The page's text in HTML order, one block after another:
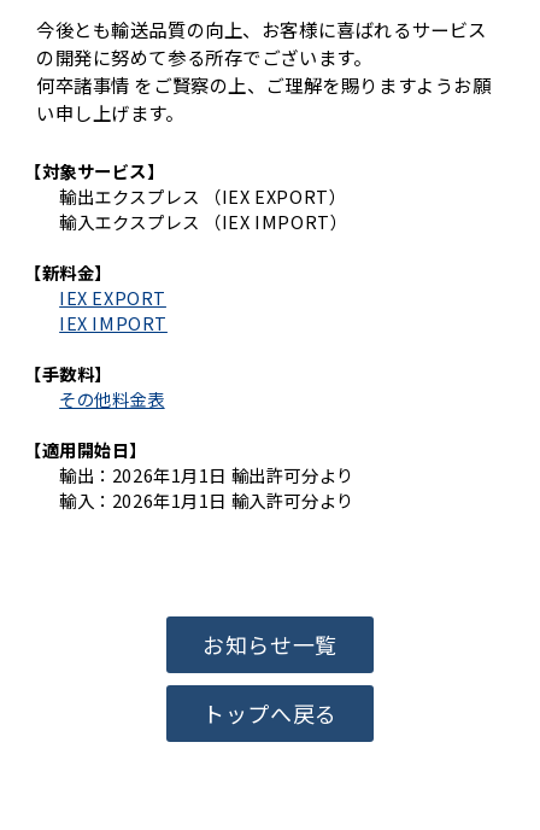
今後とも輸送品質の向上、お客様に喜ばれるサービス
の開発に努めて参る所存でございます。
何卒諸事情 をご賢察の上、ご理解を賜りますようお願
い申し上げます。
【対象サービス】
輸出エクスプレス （IEX EXPORT）
輸入エクスプレス （IEX IMPORT）
【新料金】
IEX EXPORT
IEX IMPORT
【手数料】
その他料金表
【適用開始日】
輸出：2026年1月1日 輸出許可分より
輸入：2026年1月1日 輸入許可分より
お知らせ一覧
トップへ戻る